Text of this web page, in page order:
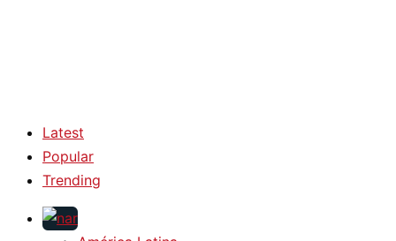
Latest
Popular
Trending